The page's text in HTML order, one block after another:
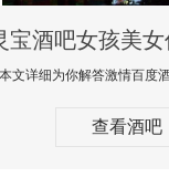
查看酒吧